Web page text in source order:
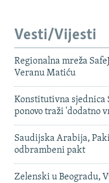
Vesti/Vijesti
Regionalna mreža
Veranu Matiću
Konstitutivna sjednica
ponovo traži 'dodatno
Saudijska Arabija,
odbrambeni pakt
Zelenski u Beogradu,